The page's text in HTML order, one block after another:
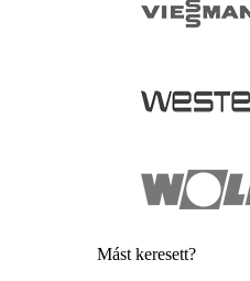
Mást keresett?